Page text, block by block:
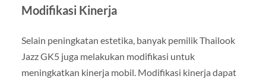
Modifikasi Kinerja
Selain peningkatan estetika, banyak pemilik Thailook
Jazz GK5 juga melakukan modifikasi untuk
meningkatkan kinerja mobil. Modifikasi kinerja dapat